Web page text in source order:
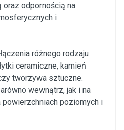
odpornością na
i
różnego rodzaju
ceramiczne, kamień
tworzywa sztuczne.
wewnątrz, jak i na
powierzchniach poziomych i